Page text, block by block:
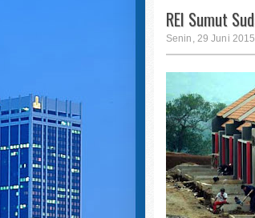
REI Sumut
Senin, 29 Juni 2015